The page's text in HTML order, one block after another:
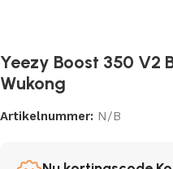
Yeezy Boost 350 V2
Wukong
Artikelnummer: N/B